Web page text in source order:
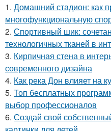
1. Домашний стадион: как
многофункциональную
2. Спортивный шик:
технологичных тканей в
3. Кирпичная стена в
современного дизайна
4. Как река Дон влияет на
5. Топ бесплатных
выбор профессионалов
6. Создай свой